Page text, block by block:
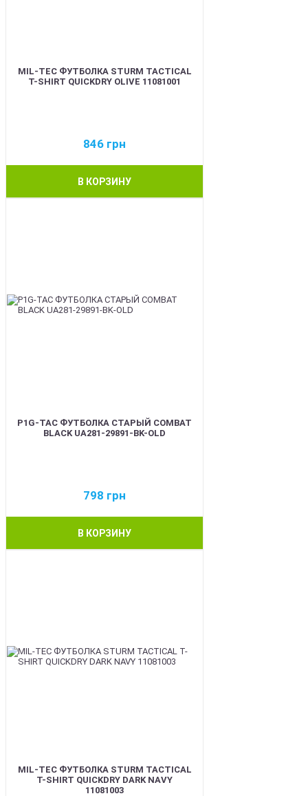
MIL-TEC ФУТБОЛКА STURM TACTICAL
T-SHIRT QUICKDRY OLIVE 11081001
846 грн
В КОРЗИНУ
P1G-TAC ФУТБОЛКА СТАРЫЙ COMBAT
BLACK UA281-29891-BK-OLD
798 грн
В КОРЗИНУ
MIL-TEC ФУТБОЛКА STURM TACTICAL
T-SHIRT QUICKDRY DARK NAVY
11081003